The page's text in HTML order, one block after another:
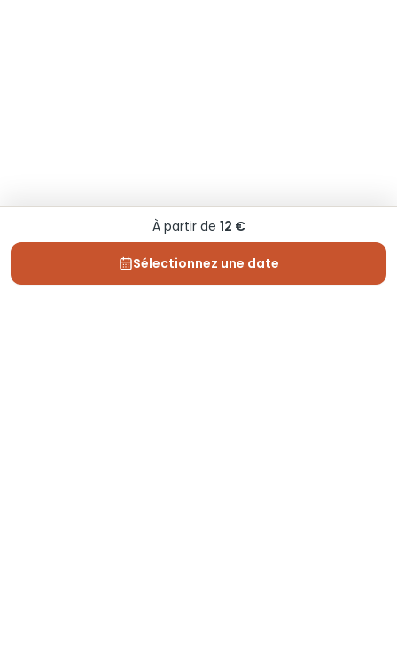
À partir de 12 €
Sélectionnez une date